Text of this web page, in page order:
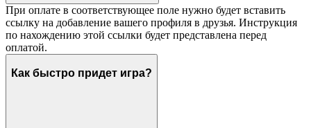
При оплате в соответствующее поле нужно будет вставить
ссылку на добавление вашего профиля в друзья. Инструкция
по нахождению этой ссылки будет представлена перед
оплатой.
Как быстро придет игра?